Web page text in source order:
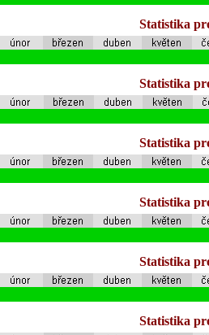
Statistika
Statistika
Statistika
Statistika
Statistika
Statistika